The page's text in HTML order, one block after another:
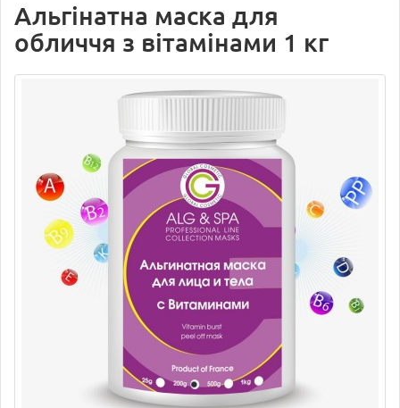
Альгінатна маска для
обличчя з вітамінами 1 кг